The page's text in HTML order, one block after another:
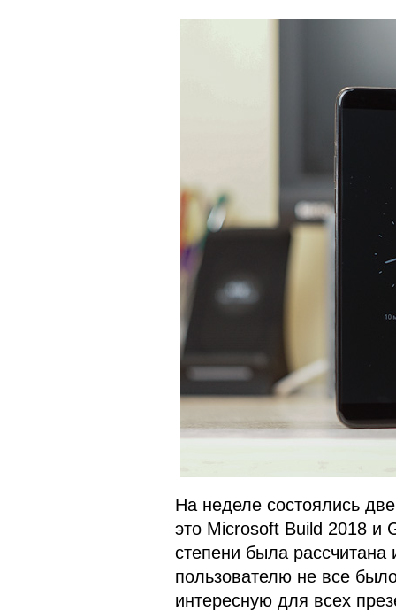
На неделе состоялись
это Microsoft Build 2018 и
степени была
пользователю не все
интересную для всех